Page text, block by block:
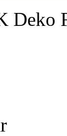
Deko